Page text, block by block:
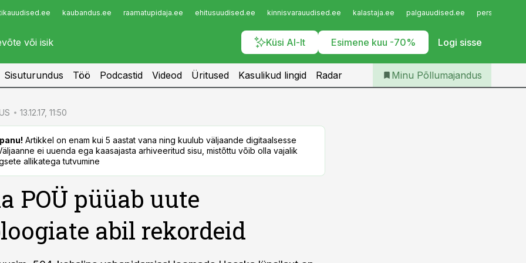
kaubandus.ee raamatupidaja.ee ehitusuudised.ee kinnisvarauudised.ee kalastaja.ee palgauudised.ee
Küsi AI-lt Esimene kuu -70% Logi sisse
Infopank
Iseteenindus
Telli Põllumajandus
Sisuturundus Töö Podcastid Videod Üritused Kasulikud lingid Radar Minu Põllumajandus
13.12.17, 11:50
Artikkel on enam kui 5 aastat vana ning kuulub väljaande digitaalsesse
ei uuenda ega kaasajasta arhiveeritud sisu, mistõttu võib olla vajalik
allikatega tutvumine
POÜ püüab uute
abil rekordeid